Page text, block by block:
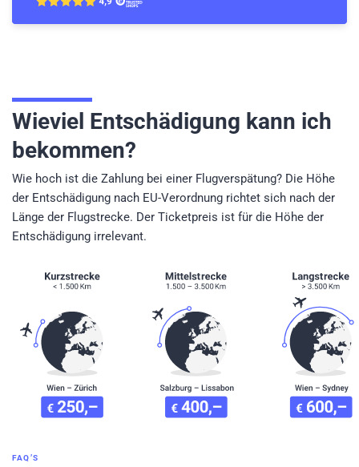
Wieviel Entschädigung kann ich
bekommen?
Wie hoch ist die Zahlung bei einer Flugverspätung? Die Höhe
der Entschädigung nach EU-Verordnung richtet sich nach der
Länge der Flugstrecke. Der Ticketpreis ist für die Höhe der
Entschädigung irrelevant.
FAQ’S